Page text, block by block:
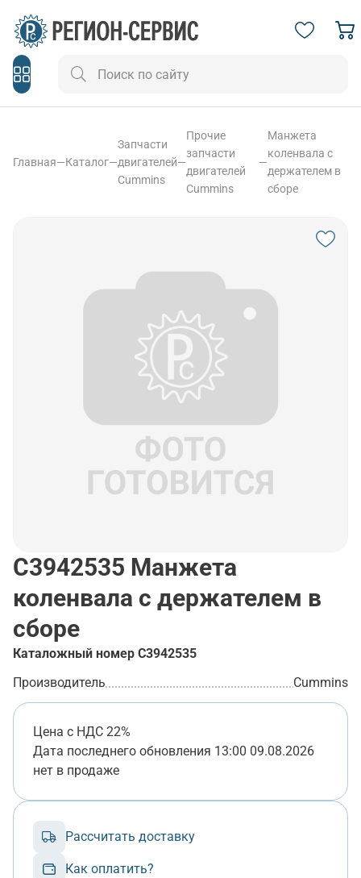
Главная—Каталог—
Запчасти
двигателей
Cummins
—
Прочие
запчасти
двигателей
Cummins
—
Манжета
коленвала с
держателем в
сборе
C3942535 Манжета
коленвала с держателем в
сборе
Каталожный номер C3942535
Производитель
Cummins
Цена с НДС 22%
Дата последнего обновления 13:00 09.08.2026
нет в продаже
Рассчитать доставку
Как оплатить?